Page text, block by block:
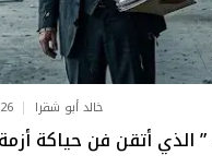
خالد أبو شقرا
” الذي أتقن فن حياكة